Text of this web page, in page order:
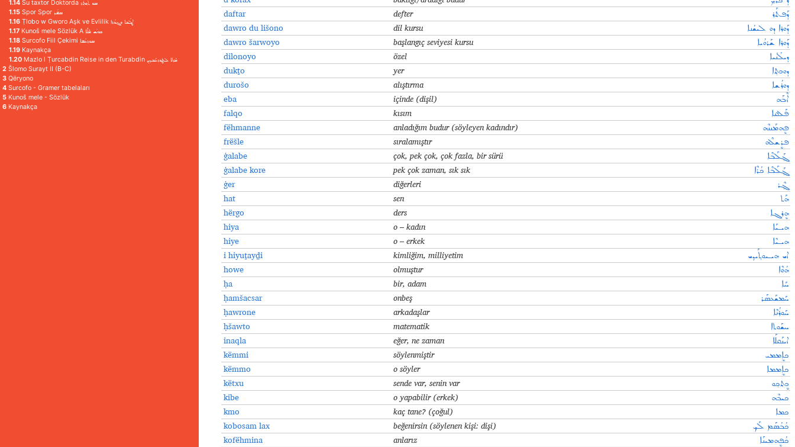
1.14
Su taxtor Doktorda ܣܘ ܬܰܟ݂ܬܳܪ
1.15
Spor Spor ܣܦ݁ܳܪ
1.16
Ṭlobo w Gworo Aşk ve Evlilik ܛܠܳܒܐ ܘܓܘܳܪܐ
1.17
Kunoš mele Sözlük A ܟܘܢܳܫ ܡܶܠܶܐ
1.18
Surcofo Fiil Çekimi ܣܘܪܥܳܦܐ
1.19Kaynakça
1.20
Mazlo l Ṭurcabdin Reise in den Turabdin ܡܰܙܠܐ ܠܛܘܪܥܰܒܕܝܢ
2Šlomo Surayt II (B-C)
3Qëryono
4Surcofo - Gramer tabelaları
5Kunoš mele - Sözlük
6Kaynakça
daftar defter ܕܰܦܬܰܪ
dawro du lišono dil kursu ܕܰܘܪܐ ܕܘ ܠܝܫܳܢܐ
dawro šarwoyo başlangıç seviyesi kursu ܕܰܘܪܐ ܫܰܪܘܳܝܐ
dilonoyo özel ܕܝܠܳܢܳܝܐ
dukṯo yer ܕܘܟܬ݂ܐ
durošo alıştırma ܕܘܪܳܫܐ
eba içinde (dişil) ܐܶܒܰܗ
falqo kısım ܦܰܠܩܐ
fëhmanne anladığım budur (söyleyen kadındır) ܦܷܗܡܰܢܢܶܗ
frëšle sıralamıştır ܦܪܷܫܠܶܗ
ġalabe çok, pek çok, çok fazla, bir sürü ܓ݂ܰܠܰܒܶܐ
ġalabe kore pek çok zaman, sık sık ܓ݂ܰܠܰܒܶܐ ܟܳܪܶܐ
ġer diğerleri ܓ݂ܶܪ
hat sen ܗܰܬ
hërgo ders ܗܷܪܓܐ
hiya o – kadın ܗܝـܝܰܐ
hiye o – erkek ܗܝـܝܶܐ
i hiyuṯayḏi kimliğim, milliyetim ܐܝ ܗܝـܝܘܬ݂ܰܝܕ݂ܝ
howe olmuştur ܗܳܘܶܐ
ḥa bir, adam ܚܰܐ
ḥamšacsar onbeş ܚܰܡܫܰܥܣܰܪ
ḥawrone arkadaşlar ܚܰܘܪܳܢܶܐ
ḥšawto matematik ܚܫܰܘܬܐ
inaqla eğer, ne zaman ܐܝܢܰܩܠܰܐ
këmmi söylenmiştir ܟܐܷܡܡܝ
këmmo o söyler ܟܐܷܡܡܐ
këtxu sende var, senin var ܟܷܬܟ݂ܘ
kibe o yapabilir (erkek) ܟܝܒܶܗ
kmo kaç tane? (çoğul) ܟܡܐ
kobosam lax beğenirsin (söylenen kişi: dişi) ܟܳܒܳܣܰܡ ܠܰܟ݂
kofëhmina anlarız ܟܳܦܷܗܡܝܢܰܐ